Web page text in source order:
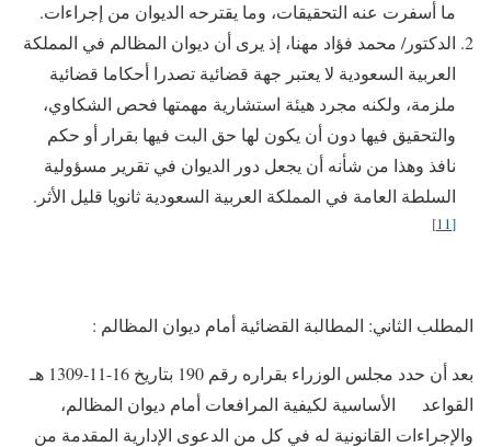
ما أسفرت عنه التحقيقات، وما يقترحه الديوان من إجراءات.
الدكتور/ محمد فؤاد مهنا، إذ يرى أن ديوان المظالم في المملكة
العربية السعودية لا يعتبر جهة قضائية تصدرا أحكاما قضائية
ملزمة، ولكنه مجرد هيئة استشارية مهمتها فحص الشكاوي،
والتحقيق فيها دون أن يكون لها حق البت فيها بقرار أو حكم
نافذ وهذا من شأنه أن يجعل دور الديوان في تقرير مسؤولية
السلطة العامة في المملكة العربية السعودية ثانويا قليل الأثر.
[11]
المطلب الثاني: المطالبة القضائية أمام ديوان المظالم :
بعد أن حدد مجلس الوزراء بقراره رقم 190 بتاريخ 16-11-1309 هـ
القواعد الأساسية لكيفية المرافعات أمام ديوان المظالم،
والإجراءات القانونية له في كل من الدعوى الإدارية المقدمة من